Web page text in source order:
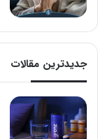
جدیدترین مقالات